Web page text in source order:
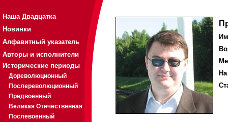
Наша Двадцатка
Новинки
Алфавитный указатель
Авторы и исполнители
Исторические периоды
Дореволюционный
Послереволюционный
Предвоенный
Великая Отечественная
Послевоенный